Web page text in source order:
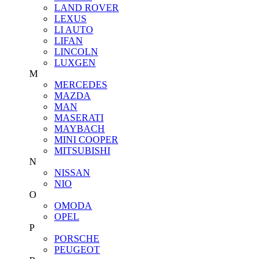
LAND ROVER
LEXUS
LI AUTO
LIFAN
LINCOLN
LUXGEN
M
MERCEDES
MAZDA
MAN
MASERATI
MAYBACH
MINI COOPER
MITSUBISHI
N
NISSAN
NIO
O
OMODA
OPEL
P
PORSCHE
PEUGEOT